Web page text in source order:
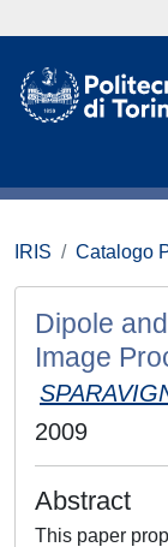
IRIS Catalogo
Dipole
Image
2009
Abstract
This paper